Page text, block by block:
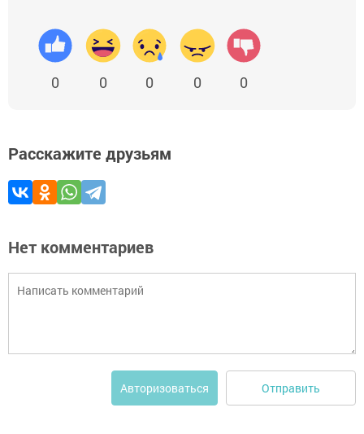
0 0 0 0 0
Расскажите друзьям
Нет комментариев
Авторизоваться Отправить